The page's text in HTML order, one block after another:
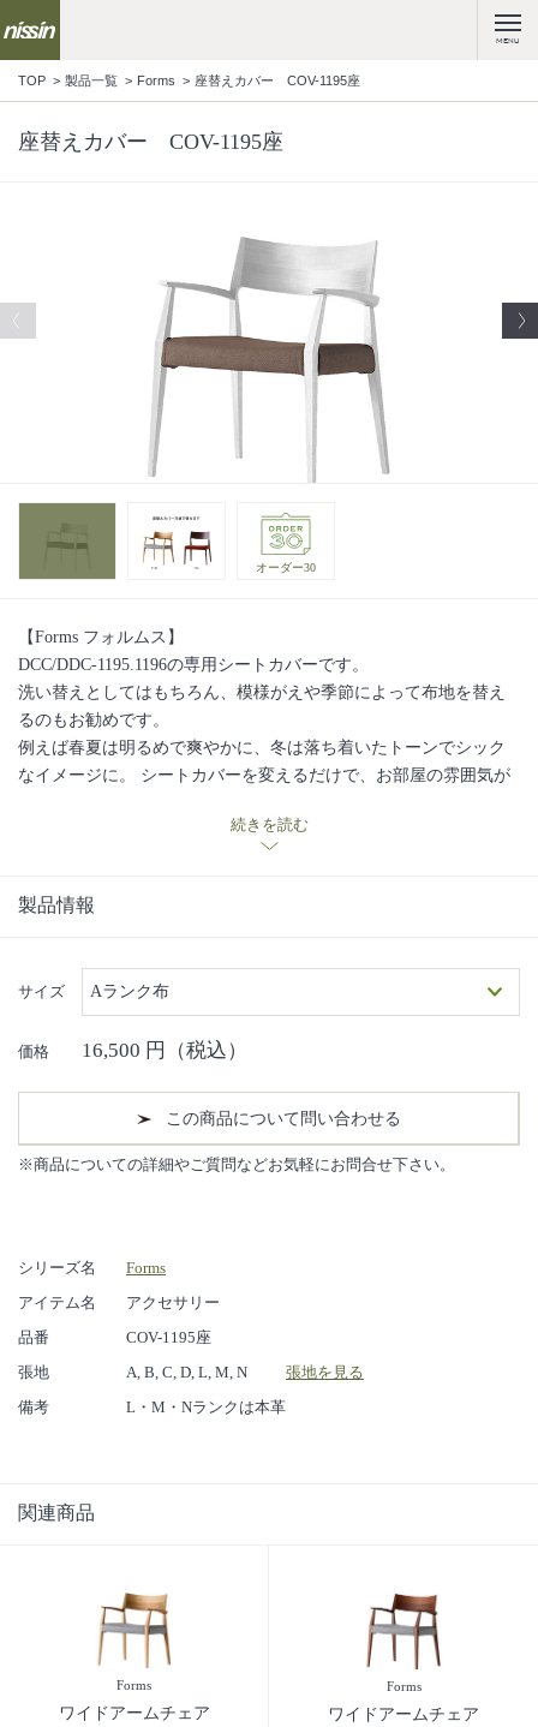
MENU
TOP 製品一覧 Forms 座替えカバー COV-1195座
座替えカバー COV-1195座
オーダー30
【Forms フォルムス】
DCC/DDC-1195.1196の専用シートカバーです。
洗い替えとしてはもちろん、模様がえや季節によって布地を替え
るのもお勧めです。
例えば春夏は明るめで爽やかに、冬は落ち着いたトーンでシック
なイメージに。 シートカバーを変えるだけで、お部屋の雰囲気が
続きを読む
製品情報
サイズ Aランク布
価格 16,500 円（税込）
この商品について問い合わせる
※商品についての詳細やご質問などお気軽にお問合せ下さい。
シリーズ名
Forms
アイテム名
アクセサリー
品番
COV-1195座
張地
A, B, C, D, L, M, N
張地を見る
備考
L・M・Nランクは本革
関連商品
Forms
ワイドアームチェア
Forms
ワイドアームチェア